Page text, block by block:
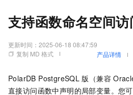
支持函数命名空间
更新时间： 2025-06-18 08:47:59
复制 MD 格式
产品详情
PolarDB PostgreSQL 版（兼容
直接访问函数中声明的局部变量。您